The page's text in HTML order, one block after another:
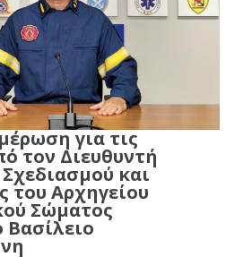
για τις
τον Διευθυντή
και
του Αρχηγείου
Σώματος